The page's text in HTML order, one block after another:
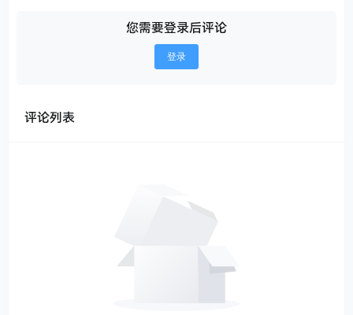
您需要登录后评论
登录
评论列表